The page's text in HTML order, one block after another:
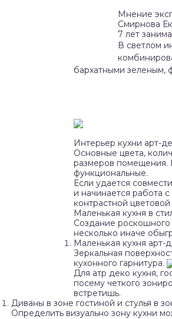
Мнение
Смирнова
7 лет
В светлом
бархатными зеленым,
Интерьер кухни арт-
Основные цвета,
размеров помещения.
функциональные.
Если удается
и начинается работа
контрастной
Маленькая кухня в
Создание роскошного
несколько иначе
Маленькая кухня арт-
Зеркальная
кухонного гарнитура.
Для атр деко кухня,
посему четкого
встретишь.
Диваны в зоне гостиной и стулья в
Определить визуально зону кухни